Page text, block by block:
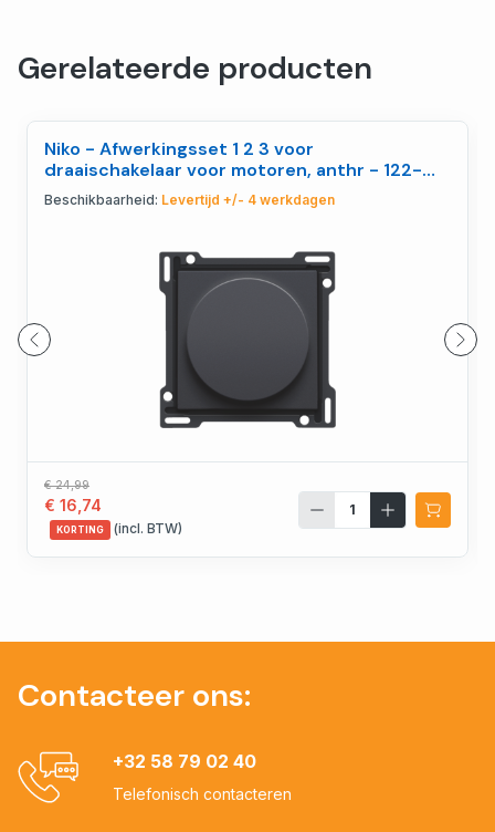
Gerelateerde producten
Niko - Afwerkingsset 1 2 3 voor
draaischakelaar voor motoren, anthr - 122-
65936
Beschikbaarheid: Levertijd +/- 4 werkdagen
€ 24,99
€ 16,74
KORTING (incl. BTW)
Contacteer ons:
+32 58 79 02 40
Telefonisch contacteren